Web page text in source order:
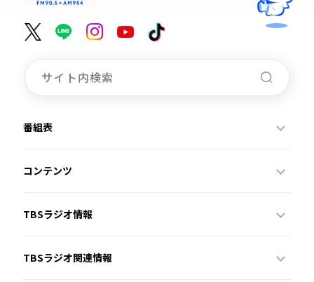
番組表
コンテンツ
TBSラジオ情報
TBSラジオ関連情報